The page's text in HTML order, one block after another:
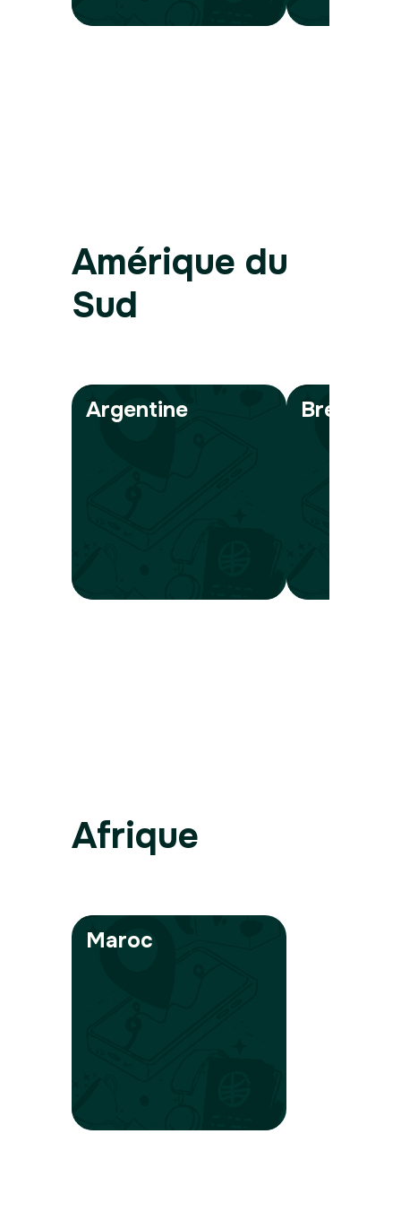
Amérique du
Sud
Argentine Brésil
Afrique
Maroc